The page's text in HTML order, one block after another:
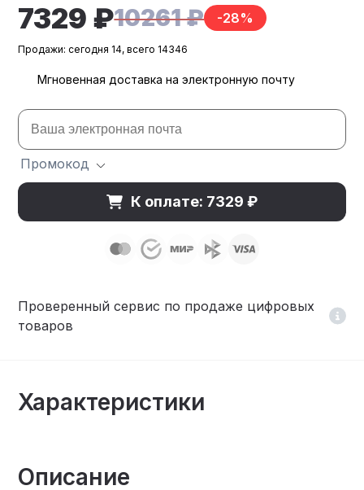
7329 ₽10261 ₽ -28%
Продажи: сегодня 14, всего 14346
Мгновенная доставка на электронную почту
Промокод
К оплате: 7329 ₽
Проверенный сервис по продаже цифровых
товаров
Характеристики
Описание